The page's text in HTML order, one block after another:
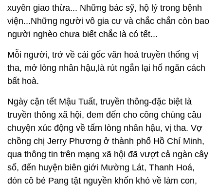
xuyên giao thừa... Những bác sỹ, hộ lý trong bệnh
viện...Những người vô gia cư và chắc chắn còn bao
người nghèo chưa biết chắc là có tết...
Mỗi người, trở về cái gốc văn hoá truyền thống vị
tha, mở lòng nhân hậu,là rút ngắn lại hố ngăn cách
bất hoà.
Ngày cận tết Mậu Tuất, truyền thông-đặc biệt là
truyền thông xã hội, đem đến cho công chúng câu
chuyện xúc động về tấm lòng nhân hậu, vị tha. Vợ
chồng chị Jerry Phương ở thành phố Hồ Chí Minh,
qua thông tin trên mạng xã hội đã vượt cả ngàn cây
số, đến huyện biên giới Mường Lát, Thanh Hoá,
đón cô bé Pang tật nguyền khốn khó về làm con,